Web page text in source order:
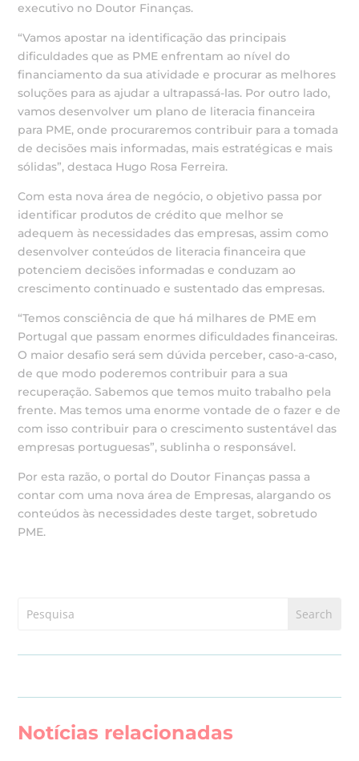
executivo no Doutor Finanças.
“Vamos apostar na identificação das principais
dificuldades que as PME enfrentam ao nível do
financiamento da sua atividade e procurar as melhores
soluções para as ajudar a ultrapassá-las. Por outro lado,
vamos desenvolver um plano de literacia financeira
para PME, onde procuraremos contribuir para a tomada
de decisões mais informadas, mais estratégicas e mais
sólidas”, destaca Hugo Rosa Ferreira.
Com esta nova área de negócio, o objetivo passa por
identificar produtos de crédito que melhor se
adequem às necessidades das empresas, assim como
desenvolver conteúdos de literacia financeira que
potenciem decisões informadas e conduzam ao
crescimento continuado e sustentado das empresas.
“Temos consciência de que há milhares de PME em
Portugal que passam enormes dificuldades financeiras.
O maior desafio será sem dúvida perceber, caso-a-caso,
de que modo poderemos contribuir para a sua
recuperação. Sabemos que temos muito trabalho pela
frente. Mas temos uma enorme vontade de o fazer e de
com isso contribuir para o crescimento sustentável das
empresas portuguesas”, sublinha o responsável.
Por esta razão, o portal do Doutor Finanças passa a
contar com uma nova área de Empresas, alargando os
conteúdos às necessidades deste target, sobretudo
PME.
Notícias relacionadas